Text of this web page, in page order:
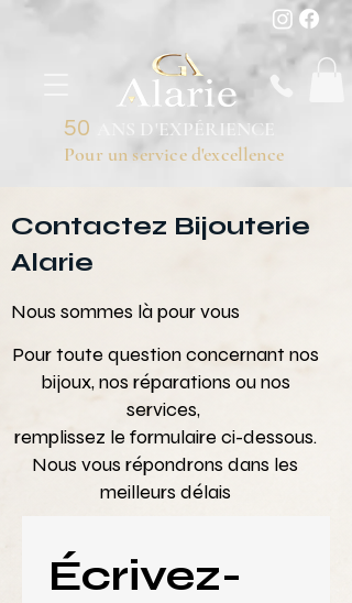
50
ANS D'EXPÉRIENCE
Pour un service d'excellence
Contactez Bijouterie
Alarie
Nous sommes là pour vous
Pour toute question concernant nos
bijoux, nos réparations ou nos
services,
remplissez le formulaire ci-dessous.
Nous vous répondrons dans les
meilleurs délais
Écrivez-